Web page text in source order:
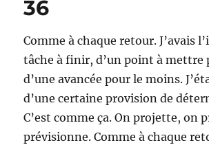
36
Comme à chaque retour. J’avais
tâche à finir, d’un point à mettre
d’une avancée pour le moins.
d’une certaine provision de
C’est comme ça. On projette, on
prévisionne. Comme à chaque